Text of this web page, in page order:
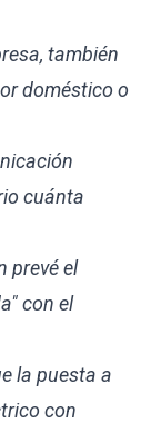
también
doméstico o
cuánta
prevé el
con el
la puesta a
con